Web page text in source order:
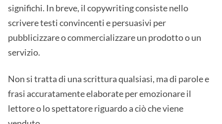
significhi. In breve, il copywriting consiste nello
scrivere testi convincenti e persuasivi per
pubblicizzare o commercializzare un prodotto o un
servizio.
Non si tratta di una scrittura qualsiasi, ma di parole e
frasi accuratamente elaborate per emozionare il
lettore o lo spettatore riguardo a ciò che viene